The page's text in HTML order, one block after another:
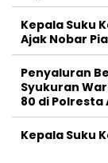
Kepala Suku
Ajak Nobar
Penyaluran
Syukuran
80 di Polresta
Kepala Suku